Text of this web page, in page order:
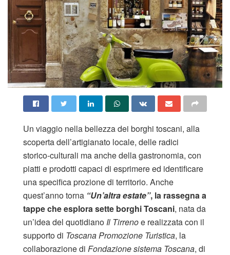
Un viaggio nella bellezza dei borghi toscani, alla
scoperta dell’artigianato locale, delle radici
storico-culturali ma anche della gastronomia, con
piatti e prodotti capaci di esprimere ed identificare
una specifica prozione di territorio. Anche
quest’anno torna “Un’altra estate”, la rassegna a
tappe che esplora sette borghi Toscani, nata da
un’idea del quotidiano Il Tirrenoe realizzata con il
supporto di Toscana Promozione Turistica, la
collaborazione di Fondazione sistema Toscana, di